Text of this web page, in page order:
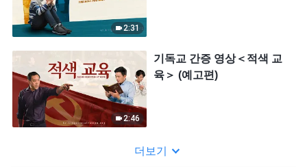
2:31
2:46
기독교 간증 영상＜적색 교
육＞ (예고편)
더보기